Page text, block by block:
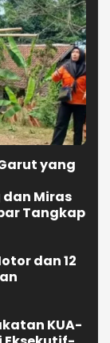
Tangkap
dan 12
KUA-
Eksekutif-